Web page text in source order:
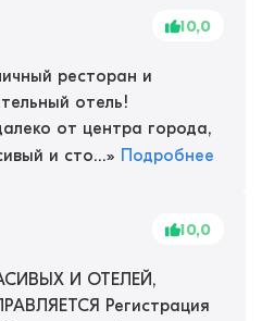
10,0
ресторан и
отель!
от центра города,
и сто...» Подробнее
10,0
И ОТЕЛЕЙ,
Регистрация